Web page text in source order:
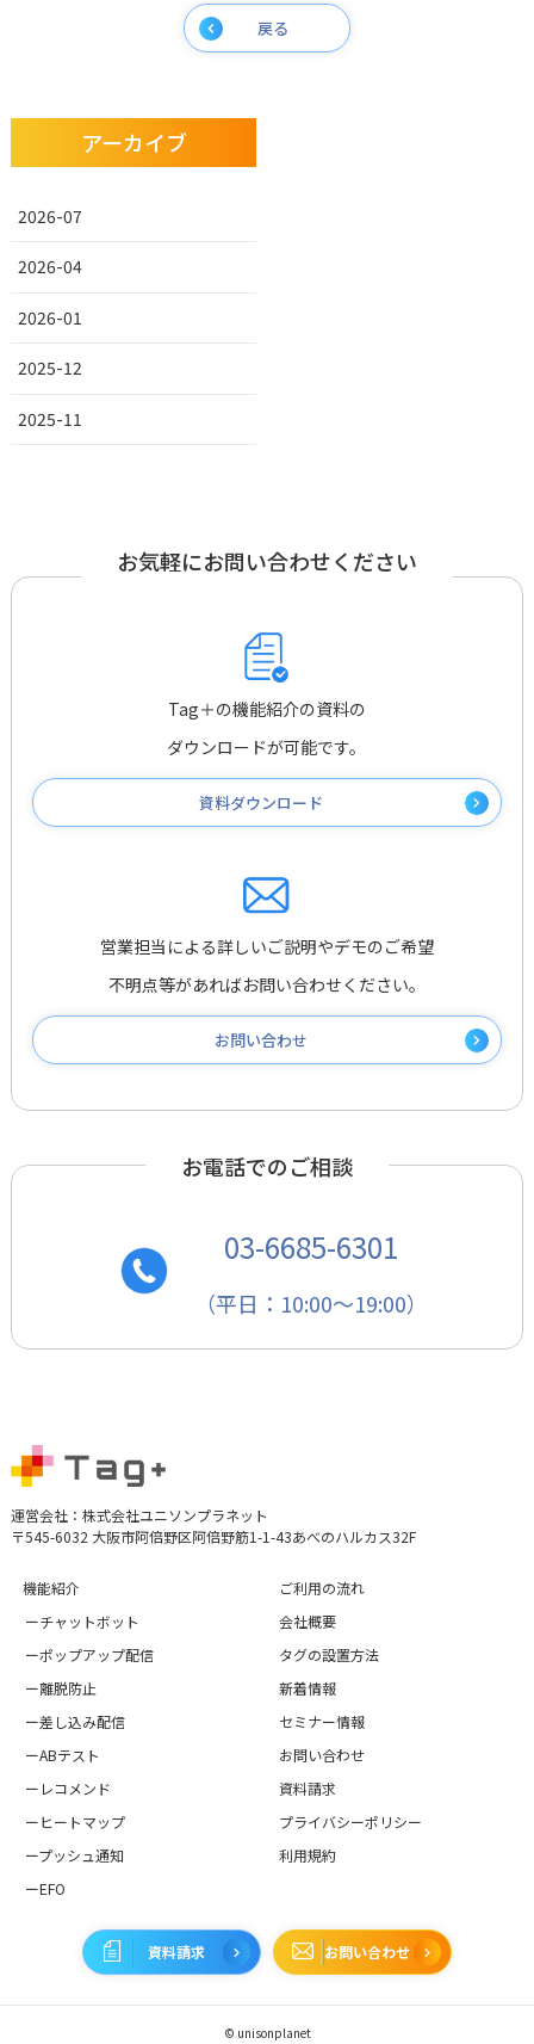
戻る
アーカイブ
2026-07
2026-04
2026-01
2025-12
2025-11
お気軽にお問い合わせください
Tag＋の機能紹介の資料の
ダウンロードが可能です。
資料ダウンロード
営業担当による詳しいご説明やデモのご希望
不明点等があればお問い合わせください。
お問い合わせ
お電話でのご相談
03-6685-6301
（平日：10:00～19:00）
運営会社：株式会社ユニソンプラネット
〒545-6032 大阪市阿倍野区阿倍野筋1-1-43あべのハルカス32F
機能紹介
ーチャットボット
ーポップアップ配信
ー離脱防止
ー差し込み配信
ーABテスト
ーレコメンド
ーヒートマップ
ープッシュ通知
ーEFO
ご利用の流れ
会社概要
タグの設置方法
新着情報
セミナー情報
お問い合わせ
資料請求
プライバシーポリシー
利用規約
資料請求 お問い合わせ
© unisonplanet